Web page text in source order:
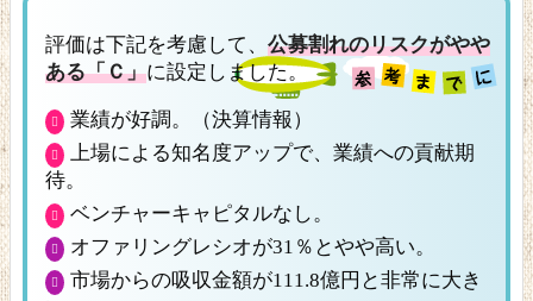
評価は下記を考慮して、 公募割れのリスクがやや
ある「Ｃ」に設定しました。
業績が好調。（決算情報）
上場による知名度アップで、業績への貢献期
待。
ベンチャーキャピタルなし。
オファリングレシオが31％とやや高い。
市場からの吸収金額が111.8億円と非常に大き